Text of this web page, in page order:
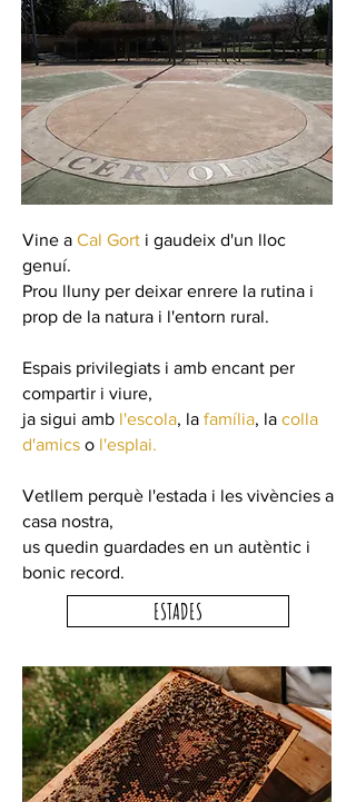
Vine a Cal Gort i gaudeix d'un lloc
genuí.
Prou lluny per deixar enrere la rutina i
prop de la natura i l'entorn rural.
Espais privilegiats i amb encant per
compartir i viure,
ja sigui amb l'escola, la família, la colla
d'amics o l'esplai.
Vetllem perquè l'estada i les vivències a
casa nostra,
us quedin guardades en un autèntic i
bonic record.
ESTADES